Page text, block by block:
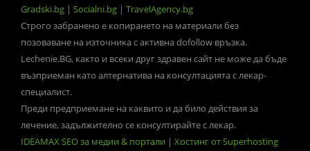
Gradski.bg | Socialni.bg | TravelAgency.bg
Строго забранено е копирането на материали без
позоваване на източника с активна dofollow връзка.
Lechenie.BG, както и всеки друг здравен сайт не може да бъде
възприеман като алтернатива на консултацията с лекар-
специалист.
Преди предприемане на каквито и да било действия за
лечение, задължително се консултирайте с лекар.
IDEAMAX SEO за медии & портали | Хостинг от Superhosting